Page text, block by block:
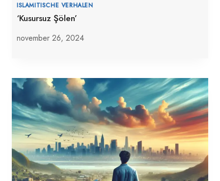
ISLAMITISCHE VERHALEN
‘Kusursuz Şölen’
november 26, 2024